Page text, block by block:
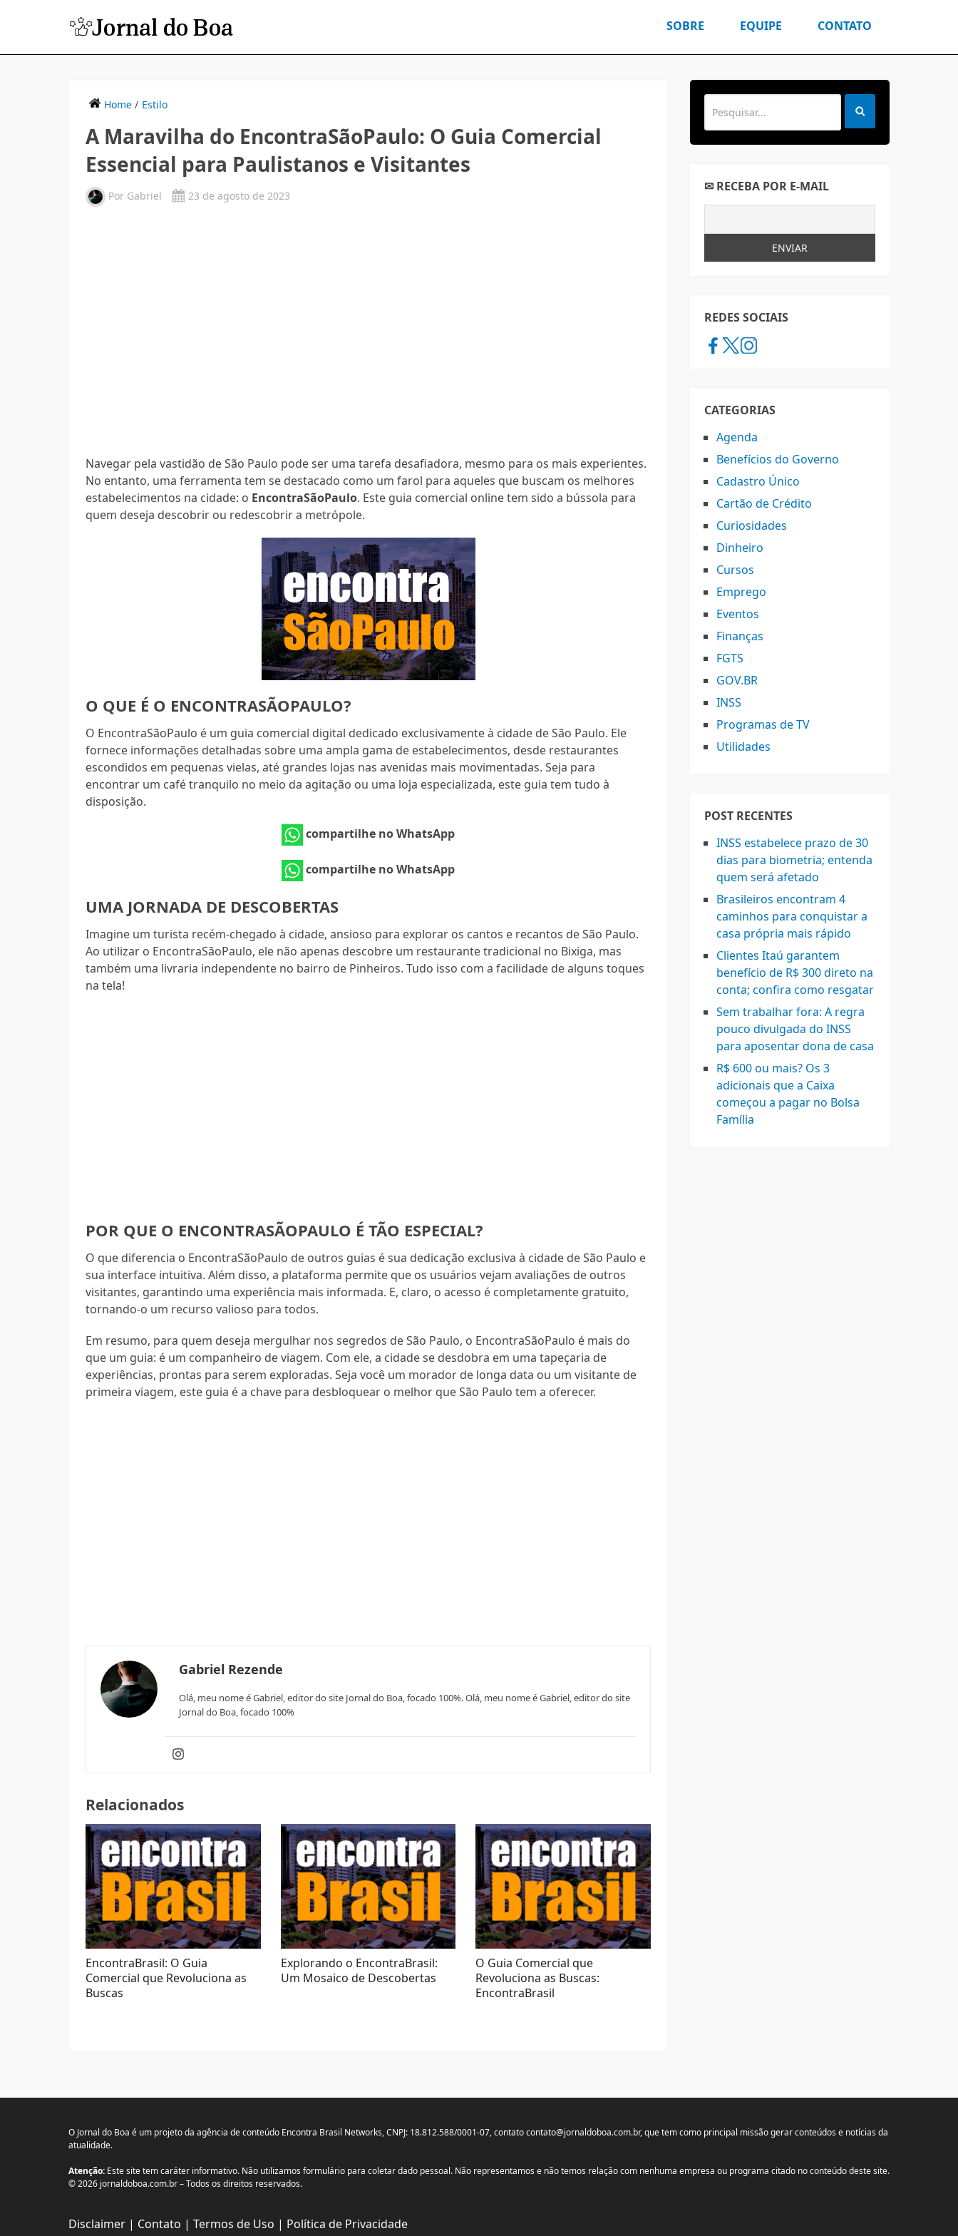
SOBRE EQUIPE CONTATO
Home / Estilo
A Maravilha do EncontraSãoPaulo: O Guia Comercial
Essencial para Paulistanos e Visitantes
Por Gabriel 23 de agosto de 2023
Navegar pela vastidão de São Paulo pode ser uma tarefa desafiadora, mesmo para os mais experientes.
No entanto, uma ferramenta tem se destacado como um farol para aqueles que buscam os melhores
estabelecimentos na cidade: o EncontraSãoPaulo. Este guia comercial online tem sido a bússola para
quem deseja descobrir ou redescobrir a metrópole.
O QUE É O ENCONTRASÃOPAULO?
O EncontraSãoPaulo é um guia comercial digital dedicado exclusivamente à cidade de São Paulo. Ele
fornece informações detalhadas sobre uma ampla gama de estabelecimentos, desde restaurantes
escondidos em pequenas vielas, até grandes lojas nas avenidas mais movimentadas. Seja para
encontrar um café tranquilo no meio da agitação ou uma loja especializada, este guia tem tudo à
disposição.
compartilhe no WhatsApp
compartilhe no WhatsApp
UMA JORNADA DE DESCOBERTAS
Imagine um turista recém-chegado à cidade, ansioso para explorar os cantos e recantos de São Paulo.
Ao utilizar o EncontraSãoPaulo, ele não apenas descobre um restaurante tradicional no Bixiga, mas
também uma livraria independente no bairro de Pinheiros. Tudo isso com a facilidade de alguns toques
na tela!
POR QUE O ENCONTRASÃOPAULO É TÃO ESPECIAL?
O que diferencia o EncontraSãoPaulo de outros guias é sua dedicação exclusiva à cidade de São Paulo e
sua interface intuitiva. Além disso, a plataforma permite que os usuários vejam avaliações de outros
visitantes, garantindo uma experiência mais informada. E, claro, o acesso é completamente gratuito,
tornando-o um recurso valioso para todos.
Em resumo, para quem deseja mergulhar nos segredos de São Paulo, o EncontraSãoPaulo é mais do
que um guia: é um companheiro de viagem. Com ele, a cidade se desdobra em uma tapeçaria de
experiências, prontas para serem exploradas. Seja você um morador de longa data ou um visitante de
primeira viagem, este guia é a chave para desbloquear o melhor que São Paulo tem a oferecer.
Gabriel Rezende
Olá, meu nome é Gabriel, editor do site Jornal do Boa, focado 100%. Olá, meu nome é Gabriel, editor do site
Jornal do Boa, focado 100%
Relacionados
EncontraBrasil: O Guia
Comercial que Revoluciona as
Buscas
Explorando o EncontraBrasil:
Um Mosaico de Descobertas
O Guia Comercial que
Revoluciona as Buscas:
EncontraBrasil
✉ RECEBA POR E-MAIL
REDES SOCIAIS
CATEGORIAS
Agenda
Benefícios do Governo
Cadastro Único
Cartão de Crédito
Curiosidades
Dinheiro
Cursos
Emprego
Eventos
Finanças
FGTS
GOV.BR
INSS
Programas de TV
Utilidades
POST RECENTES
INSS estabelece prazo de 30
dias para biometria; entenda
quem será afetado
Brasileiros encontram 4
caminhos para conquistar a
casa própria mais rápido
Clientes Itaú garantem
benefício de R$ 300 direto na
conta; confira como resgatar
Sem trabalhar fora: A regra
pouco divulgada do INSS
para aposentar dona de casa
R$ 600 ou mais? Os 3
adicionais que a Caixa
começou a pagar no Bolsa
Família
O Jornal do Boa é um projeto da agência de conteúdo Encontra Brasil Networks, CNPJ: 18.812.588/0001-07, contatocontato@jornaldoboa.com.br, que tem como principal missão gerar conteúdos e notícias da
atualidade.
Atenção: Este site tem caráter informativo. Não utilizamos formulário para coletar dado pessoal. Não representamos e não temos relação com nenhuma empresa ou programa citado no conteúdo deste site.
© 2026 jornaldoboa.com.br – Todos os direitos reservados.
Disclaimer | Contato | Termos de Uso | Política de Privacidade